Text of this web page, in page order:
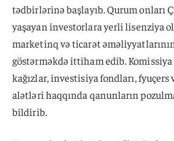
tədbirlərinə başlayıb. Qurum onları
yaşayan investorlara yerli lisenziya
marketinq və ticarət
göstərməkdə ittiham edib.
kağızlar, investisiya fondları,
alətləri haqqında qanunların
bildirib.